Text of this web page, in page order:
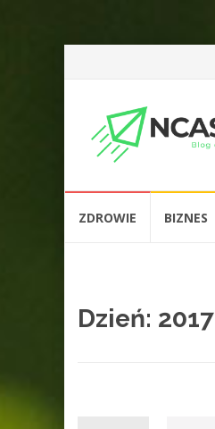
ZDROWIE BIZNES
Dzień: